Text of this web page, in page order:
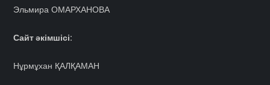
Эльмира ОМАРХАНОВА
Сайт әкімшісі:
Нұрмұхан ҚАЛҚАМАН